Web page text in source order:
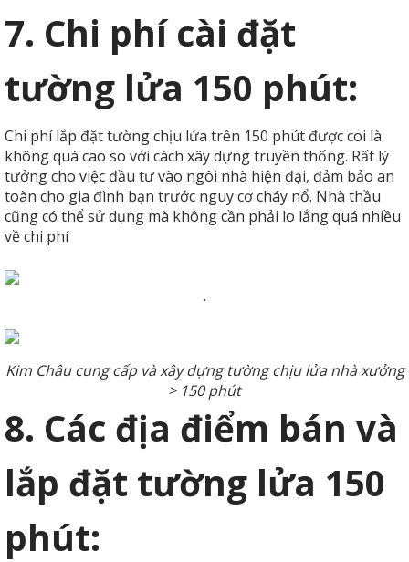
7. Chi phí cài đặt
tường lửa 150 phút:
Chi phí lắp đặt tường chịu lửa trên 150 phút được coi là
không quá cao so với cách xây dựng truyền thống. Rất lý
tưởng cho việc đầu tư vào ngôi nhà hiện đại, đảm bảo an
toàn cho gia đình bạn trước nguy cơ cháy nổ. Nhà thầu
cũng có thể sử dụng mà không cần phải lo lắng quá nhiều
về chi phí
.
Kim Châu cung cấp và xây dựng tường chịu lửa nhà xưởng
> 150 phút
8. Các địa điểm bán và
lắp đặt tường lửa 150
phút: